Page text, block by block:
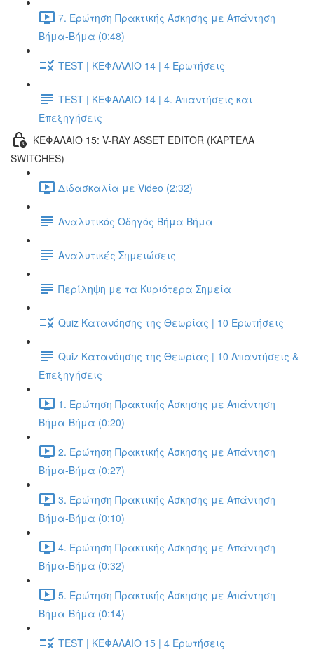
7. Ερώτηση Πρακτικής Άσκησης με Απάντηση
Βήμα-Βήμα (0:48)
TEST | ΚΕΦΑΛΑΙΟ 14 | 4 Ερωτήσεις
TEST | ΚΕΦΑΛΑΙΟ 14 | 4. Απαντήσεις και
Επεξηγήσεις
ΚΕΦΑΛΑΙΟ 15: V-RAY ASSET EDITOR (ΚΑΡΤΕΛΑ
SWITCHES)
Διδασκαλία με Video (2:32)
Αναλυτικός Οδηγός Βήμα Βήμα
Αναλυτικές Σημειώσεις
Περίληψη με τα Κυριότερα Σημεία
Quiz Κατανόησης της Θεωρίας | 10 Ερωτήσεις
Quiz Κατανόησης της Θεωρίας | 10 Απαντήσεις &
Επεξηγήσεις
1. Ερώτηση Πρακτικής Άσκησης με Απάντηση
Βήμα-Βήμα (0:20)
2. Ερώτηση Πρακτικής Άσκησης με Απάντηση
Βήμα-Βήμα (0:27)
3. Ερώτηση Πρακτικής Άσκησης με Απάντηση
Βήμα-Βήμα (0:10)
4. Ερώτηση Πρακτικής Άσκησης με Απάντηση
Βήμα-Βήμα (0:32)
5. Ερώτηση Πρακτικής Άσκησης με Απάντηση
Βήμα-Βήμα (0:14)
TEST | ΚΕΦΑΛΑΙΟ 15 | 4 Ερωτήσεις